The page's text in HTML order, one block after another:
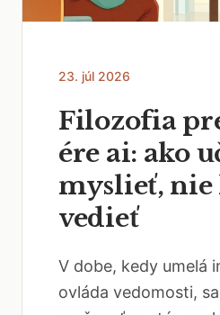
23. júl 2026
Filozofia
ére ai: ako
myslieť, nie
vedieť
V dobe, kedy umelá
ovláda vedomosti,